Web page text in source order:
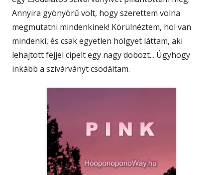
Annyira gyönyörű volt, hogy szerettem volna
megmutatni mindenkinek! Körülnéztem, hol van
mindenki, és csak egyetlen hölgyet láttam, aki
lehajtott fejjel cipelt egy nagy dobozt... Úgyhogy
inkább a szivárványt csodáltam.